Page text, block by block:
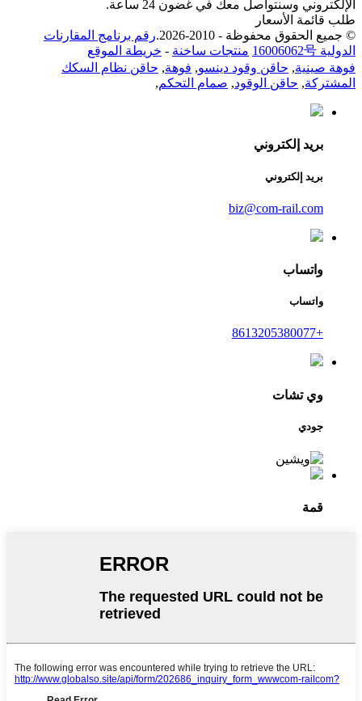
الإلكتروني وسنتواصل معك في غضون 24 ساعة.
طلب قائمة الأسعار
© جميع الحقوق محفوظة - 2010-2026.
رقم برنامج المقارنات
الدولية 16006062号
منتجات ساخنة - خريطة الموقع
فوهة صينية, حاقن وقود دينسو, فوهة, حاقن نظام السكك
المشتركة, حاقن الوقود, صمام التحكم,
بريد إلكتروني
بريد إلكتروني
biz@com-rail.com
واتساب
واتساب
+8613205380077
وي تشات
جودي
قمة